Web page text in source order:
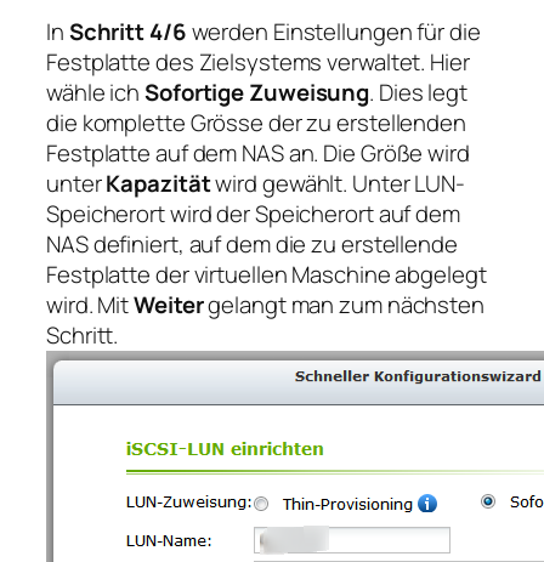
InSchritt 4/6werden Einstellungen für die
Festplatte des Zielsystems verwaltet. Hier
wähle ichSofortige Zuweisung. Dies legt
die komplette Grösse der zu erstellenden
Festplatte auf dem NAS an. Die Größe wird
unterKapazitätwird gewählt. Unter LUN-
Speicherort wird der Speicherort auf dem
NAS definiert, auf dem die zu erstellende
Festplatte der virtuellen Maschine abgelegt
wird. MitWeitergelangt man zum nächsten
Schritt.